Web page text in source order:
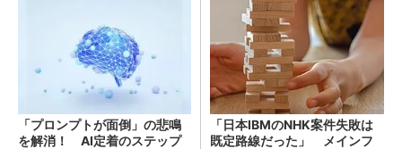
「プロンプトが面倒」の悲鳴
を解消！ AI定着のステップ
「日本IBMのNHK案件失敗は
既定路線だった」 メインフ